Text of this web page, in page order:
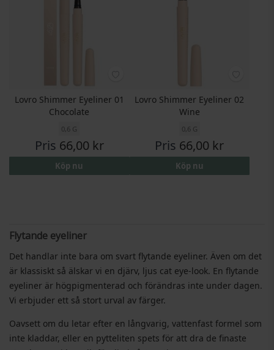
Lovro Shimmer Eyeliner 01
Chocolate
0,6 G
Pris 66,00 kr
Köp nu
Lovro Shimmer Eyeliner 02
Wine
0,6 G
Pris 66,00 kr
Köp nu
Flytande eyeliner
Det handlar inte bara om svart flytande eyeliner. Även om det
är klassiskt så älskar vi en djärv, ljus cat eye-look. En flytande
eyeliner är högpigmenterad och förändras inte under dagen.
Vi erbjuder ett så stort urval av färger.
Oavsett om du letar efter en långvarig, vattenfast formel som
inte kladdar, eller en pytteliten spets för att dra de finaste